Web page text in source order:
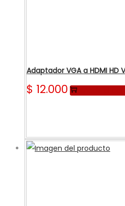
Adaptador VGA a HDMI HD
$ 12.000